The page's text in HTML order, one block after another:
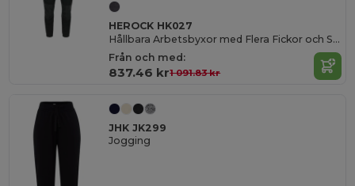
HEROCK HK027
Hållbara Arbetsbyxor med Flera Fickor och Stretch
Från och med:
837.46 kr1 091.83 kr
JHK JK299
Jogging